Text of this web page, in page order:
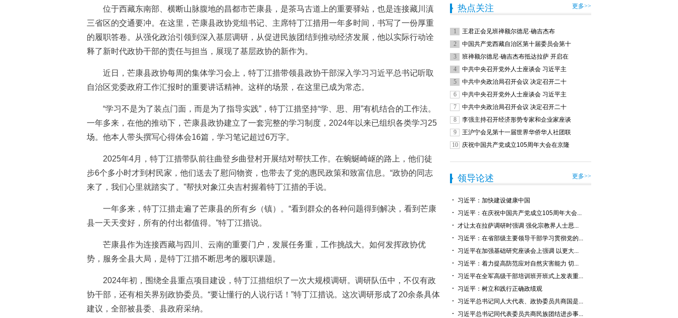
位于西藏东南部、横断山脉腹地的昌都市芒康县，是茶马古道上的重要驿站，也是连接藏川滇
三省区的交通要冲。在这里，芒康县政协党组书记、主席特丁江措用一年多时间，书写了一份厚重
的履职答卷。从强化政治引领到深入基层调研，从促进民族团结到推动经济发展，他以实际行动诠
释了新时代政协干部的责任与担当，展现了基层政协的新作为。
近日，芒康县政协每周的集体学习会上，特丁江措带领县政协干部深入学习习近平总书记听取
自治区党委政府工作汇报时的重要讲话精神。这样的场景，在这里已成为常态。
“学习不是为了装点门面，而是为了指导实践”，特丁江措坚持“学、思、用”有机结合的工作法。
一年多来，在他的推动下，芒康县政协建立了一套完整的学习制度，2024年以来已组织各类学习25
场。他本人带头撰写心得体会16篇，学习笔记超过6万字。
2025年4月，特丁江措带队前往曲登乡曲登村开展结对帮扶工作。在蜿蜒崎岖的路上，他们徒
步6个多小时才到村民家，他们送去了慰问物资，也带去了党的惠民政策和致富信息。“政协的同志
来了，我们心里就踏实了。”帮扶对象江央吉村握着特丁江措的手说。
一年多来，特丁江措走遍了芒康县的所有乡（镇）。“看到群众的各种问题得到解决，看到芒康
县一天天变好，所有的付出都值得。”特丁江措说。
芒康县作为连接西藏与四川、云南的重要门户，发展任务重，工作挑战大。如何发挥政协优
势，服务全县大局，是特丁江措不断思考的履职课题。
2024年初，围绕全县重点项目建设，特丁江措组织了一次大规模调研。调研队伍中，不仅有政
协干部，还有相关界别政协委员。“要让懂行的人说行话！”特丁江措说。这次调研形成了20余条具体
建议，全部被县委、县政府采纳。
热点关注 更多>>
1
王君正会见班禅额尔德尼·确吉杰布
2
中国共产党西藏自治区第十届委员会第十
3
班禅额尔德尼·确吉杰布抵达拉萨 开启在
4
中共中央召开党外人士座谈会 习近平主
5
中共中央政治局召开会议 决定召开二十
6
中共中央召开党外人士座谈会 习近平主
7
中共中央政治局召开会议 决定召开二十
8
李强主持召开经济形势专家和企业家座谈
9
王沪宁会见第十一届世界华侨华人社团联
10
庆祝中国共产党成立105周年大会在京隆
领导论述 更多>>
习近平：加快建设健康中国
习近平：在庆祝中国共产党成立105周年大会...
才让太在拉萨调研时强调 强化宗教界人士思...
习近平：在省部级主要领导干部学习贯彻党的...
习近平在加强基础研究座谈会上强调 以更大...
习近平：着力提高防范应对自然灾害能力 切...
习近平在全军高级干部培训班开班式上发表重...
习近平：树立和践行正确政绩观
习近平总书记同人大代表、政协委员共商国是...
习近平总书记同代表委员共商民族团结进步事...